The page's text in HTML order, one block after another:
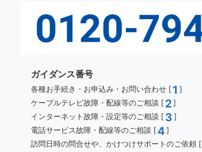
ガイダンス番号
各種お手続き・お申込み・お問い合わせ [1 ]
ケーブルテレビ故障・配線等のご相談 [ 2]
インターネット故障・設定等のご相談 [ 3 ]
電話サービス故障・配線等のご相談 [4]
訪問日時の問合せや、かけつけサポートのご依頼 [